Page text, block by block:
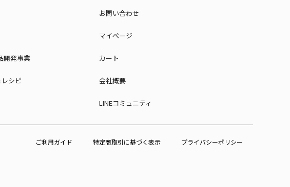
開発事業
シピ
お問い合わせ
マイページ
カート
会社概要
LINEコミュニティ
ご利用ガイド 特定商取引に基づく表示 プライバシーポリシー